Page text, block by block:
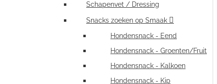
Schapenvet / Dressing
Snacks zoeken op Smaak
Hondensnack - Eend
Hondensnack - Groenten/Fruit
Hondensnack - Kalkoen
Hondensnack - Kip